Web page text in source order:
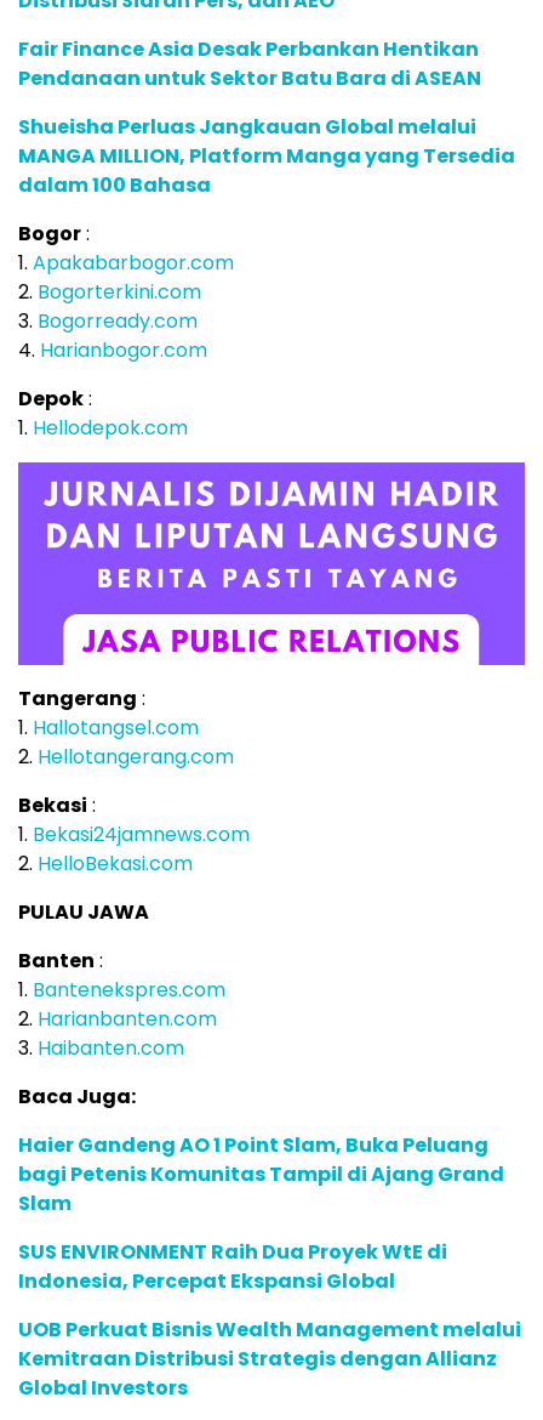
Fair Finance Asia Desak Perbankan Hentikan
Pendanaan untuk Sektor Batu Bara di ASEAN
Shueisha Perluas Jangkauan Global melalui
MANGA MILLION, Platform Manga yang Tersedia
dalam 100 Bahasa
Bogor:
1. Apakabarbogor.com
2. Bogorterkini.com
3. Bogorready.com
4. Harianbogor.com
Depok:
1. Hellodepok.com
Tangerang :
1. Hallotangsel.com
2. Hellotangerang.com
Bekasi :
1. Bekasi24jamnews.com
2. HelloBekasi.com
PULAU JAWA
Banten :
1. Bantenekspres.com
2. Harianbanten.com
3. Haibanten.com
Baca Juga:
Haier Gandeng AO 1 Point Slam, Buka Peluang
bagi Petenis Komunitas Tampil di Ajang Grand
Slam
SUS ENVIRONMENT Raih Dua Proyek WtE di
Indonesia, Percepat Ekspansi Global
UOB Perkuat Bisnis Wealth Management melalui
Kemitraan Distribusi Strategis dengan Allianz
Global Investors